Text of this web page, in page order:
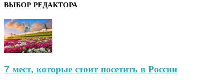
ВЫБОР РЕДАКТОРА
7 мест, которые стоит посетить в России